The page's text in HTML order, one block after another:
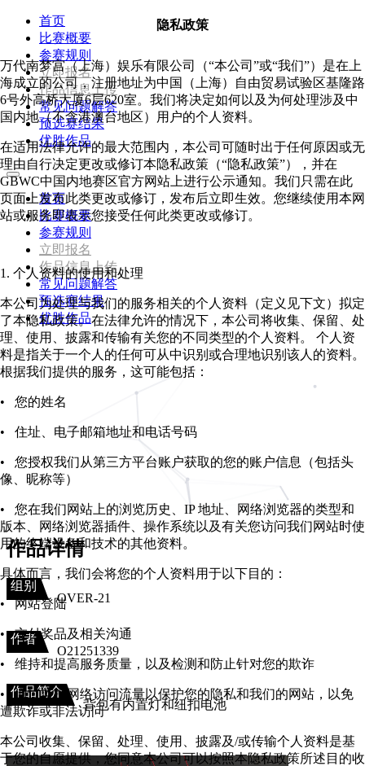
首页
比赛概要
参赛规则
立即报名
作品信息上传
常见问题解答
预选赛结果
优胜作品
首页
比赛概要
参赛规则
立即报名
作品信息上传
常见问题解答
预选赛结果
优胜作品
作品详情
组别
OVER-21
作者
O21251339
作品简介
背包有内置灯和纽扣电池
隐私政策
万代南梦宫（上海）娱乐有限公司（“本公司”或“我们”）是在上
海成立的公司，注册地址为中国（上海）自由贸易试验区基隆路
6号外高桥大厦6层620室。我们将决定如何以及为何处理涉及中
国内地（不含港澳台地区）用户的个人资料。
在适用法律允许的最大范围内，本公司可随时出于任何原因或无
理由自行决定更改或修订本隐私政策（“隐私政策”），并在
GBWC中国内地赛区官方网站上进行公示通知。我们只需在此
页面上发布此类更改或修订，发布后立即生效。您继续使用本网
站或服务即表示您接受任何此类更改或修订。
1. 个人资料的使用和处理
本公司为处理与我们的服务相关的个人资料（定义见下文）拟定
了本隐私政策。在法律允许的情况下，本公司将收集、保留、处
理、使用、披露和传输有关您的不同类型的个人资料。 个人资
料是指关于一个人的任何可从中识别或合理地识别该人的资料。
根据我们提供的服务，这可能包括：
• 您的姓名
• 住址、电子邮箱地址和电话号码
• 您授权我们从第三方平台账户获取的您的账户信息（包括头
像、昵称等）
• 您在我们网站上的浏览历史、IP 地址、网络浏览器的类型和
版本、网络浏览器插件、操作系统以及有关您访问我们网站时使
用的终端设备和技术的其他资料。
具体而言，我们会将您的个人资料用于以下目的：
• 网站登陆
• 交付奖品及相关沟通
• 维持和提高服务质量，以及检测和防止针对您的欺诈
• 通过监控网络访问流量以保护您的隐私和我们的网站，以免
遭欺诈或非法访问
本公司收集、保留、处理、使用、披露及/或传输个人资料是基
于您的自愿提供，您同意本公司可以按照本隐私政策所述目的收